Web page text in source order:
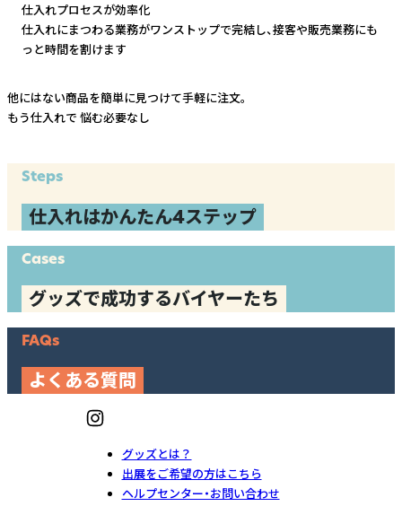
仕入れプロセスが効率化
仕入れにまつわる業務がワンストップで完結し、接客や販売業務にも
っと時間を割けます
他にはない商品を簡単に見つけて手軽に注文。
もう仕入れで 悩む必要なし
Steps
仕入れはかんたん4ステップ
Cases
グッズで成功するバイヤーたち
FAQs
よくある質問
グッズとは？
出展をご希望の方はこちら
ヘルプセンター・お問い合わせ